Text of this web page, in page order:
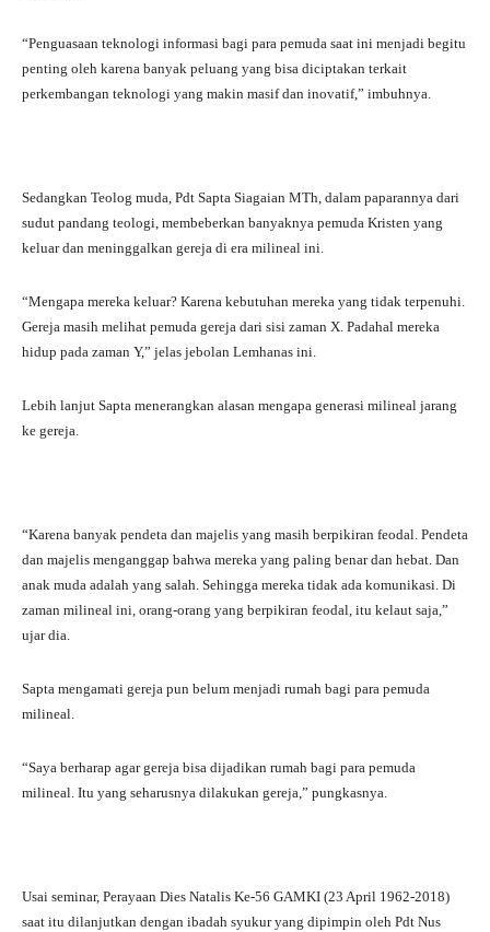
“Penguasaan teknologi informasi bagi para pemuda saat ini menjadi begitu
penting oleh karena banyak peluang yang bisa diciptakan terkait
perkembangan teknologi yang makin masif dan inovatif,” imbuhnya.
Sedangkan Teolog muda, Pdt Sapta Siagaian MTh, dalam paparannya dari
sudut pandang teologi, membeberkan banyaknya pemuda Kristen yang
keluar dan meninggalkan gereja di era milineal ini.
“Mengapa mereka keluar? Karena kebutuhan mereka yang tidak terpenuhi.
Gereja masih melihat pemuda gereja dari sisi zaman X. Padahal mereka
hidup pada zaman Y,” jelas jebolan Lemhanas ini.
Lebih lanjut Sapta menerangkan alasan mengapa generasi milineal jarang
ke gereja.
“Karena banyak pendeta dan majelis yang masih berpikiran feodal. Pendeta
dan majelis menganggap bahwa mereka yang paling benar dan hebat. Dan
anak muda adalah yang salah. Sehingga mereka tidak ada komunikasi. Di
zaman milineal ini, orang-orang yang berpikiran feodal, itu kelaut saja,”
ujar dia.
Sapta mengamati gereja pun belum menjadi rumah bagi para pemuda
milineal.
“Saya berharap agar gereja bisa dijadikan rumah bagi para pemuda
milineal. Itu yang seharusnya dilakukan gereja,” pungkasnya.
Usai seminar, Perayaan Dies Natalis Ke-56 GAMKI (23 April 1962-2018)
saat itu dilanjutkan dengan ibadah syukur yang dipimpin oleh Pdt Nus